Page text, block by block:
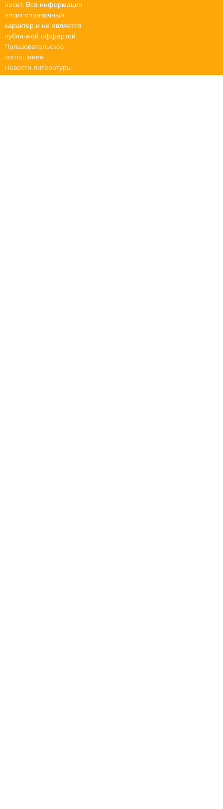
несет. Вся информация
носит справочный
характер и не является
публичной оффертой.
Пользовательское
соглашение
Новости литературы